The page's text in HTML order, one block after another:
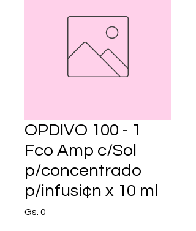
OPDIVO 100 - 1
Fco Amp c/Sol
p/concentrado
p/infusi¢n x 10 ml
Gs. 0